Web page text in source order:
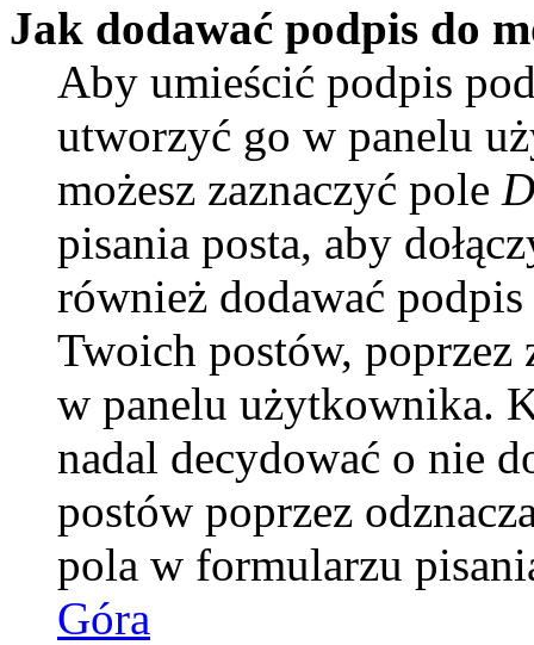
Jak dodawać podpis do
Aby umieścić podpis
utworzyć go w panelu
możesz zaznaczyć pole
pisania posta, aby
również dodawać
Twoich postów, poprzez
w panelu użytkownika.
nadal decydować o nie
postów poprzez
pola w formularzu
Góra